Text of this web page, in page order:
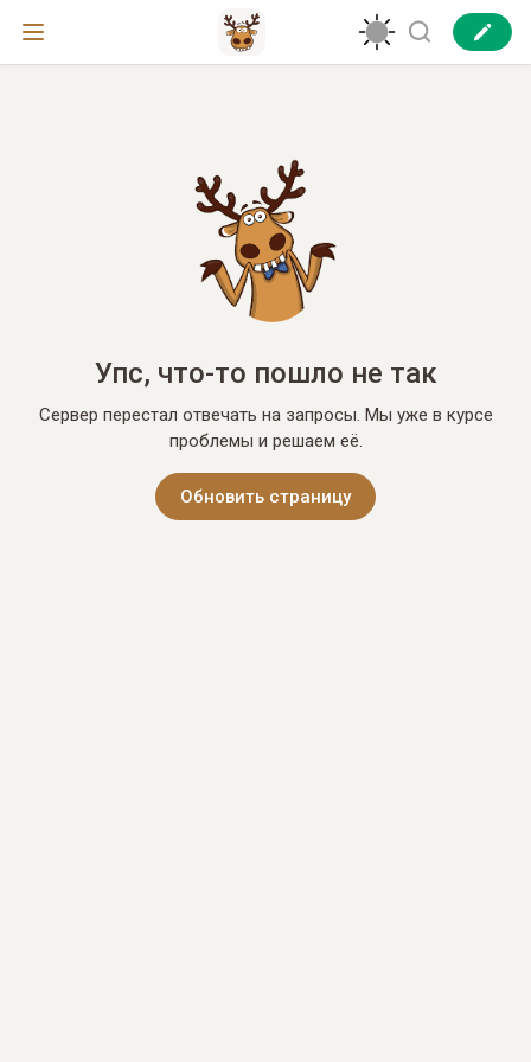
Упс, что-то пошло не так
Сервер перестал отвечать на запросы. Мы уже в курсе
проблемы и решаем её.
Обновить страницу